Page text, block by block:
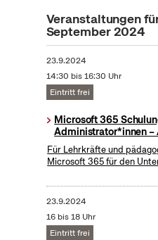
Veranstaltungen
September 2024
23.9.2024
14:30 bis 16:30 Uhr
Eintritt frei
Microsoft 365
Administrator*innen –
Für Lehrkräfte und
Microsoft 365 für den
23.9.2024
16 bis 18 Uhr
Eintritt frei